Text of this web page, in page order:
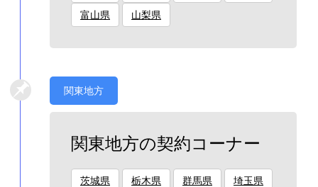
富山県 山梨県
関東地方
関東地方の契約コーナー
茨城県 栃木県 群馬県 埼玉県